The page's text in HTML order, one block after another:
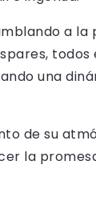
a
una
de su
la